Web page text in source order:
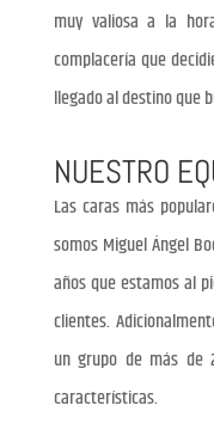
muy valiosa a la
complacería que
llegado al destino que
NUESTRO
Las caras más
somos Miguel Ángel
años que estamos al
clientes.
un grupo de más de
características.